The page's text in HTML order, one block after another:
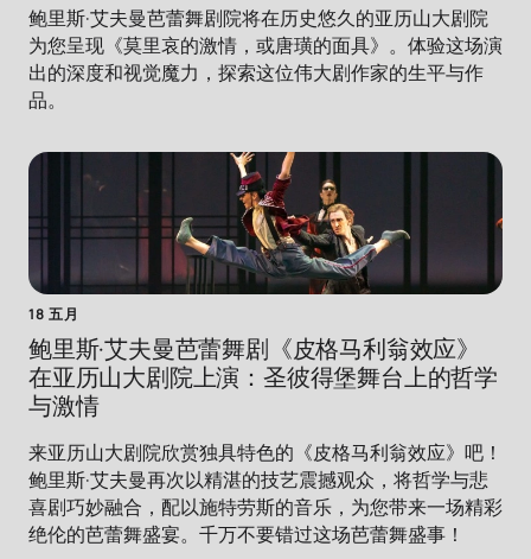
鲍里斯·艾夫曼芭蕾舞剧院将在历史悠久的亚历山大剧院
为您呈现《莫里哀的激情，或唐璜的面具》。体验这场演
出的深度和视觉魔力，探索这位伟大剧作家的生平与作
品。
18 五月
鲍里斯·艾夫曼芭蕾舞剧《皮格马利翁效应》
在亚历山大剧院上演：圣彼得堡舞台上的哲学
与激情
来亚历山大剧院欣赏独具特色的《皮格马利翁效应》吧！
鲍里斯·艾夫曼再次以精湛的技艺震撼观众，将哲学与悲
喜剧巧妙融合，配以施特劳斯的音乐，为您带来一场精彩
绝伦的芭蕾舞盛宴。千万不要错过这场芭蕾舞盛事！